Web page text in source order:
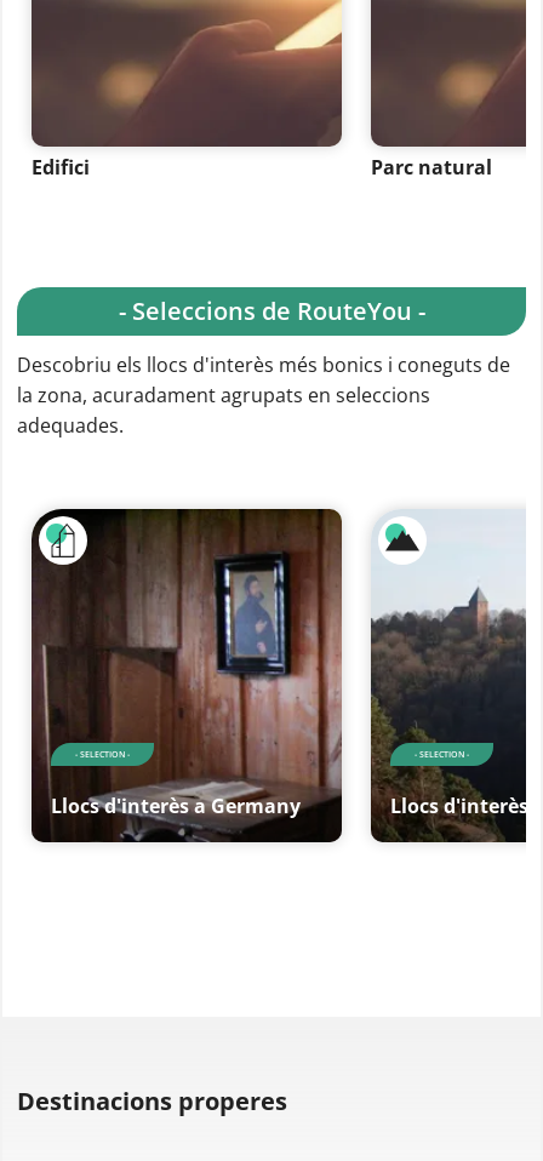
Edifici Parc natural
- Seleccions de RouteYou -
Descobriu els llocs d'interès més bonics i coneguts de
la zona, acuradament agrupats en seleccions
adequades.
- SELECTION -
Llocs d'interès a Germany
- SELECTION -
Llocs d'interès
Destinacions properes